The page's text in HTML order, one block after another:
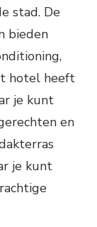
stad. De
bieden
hotel heeft
je kunt
en
je kunt